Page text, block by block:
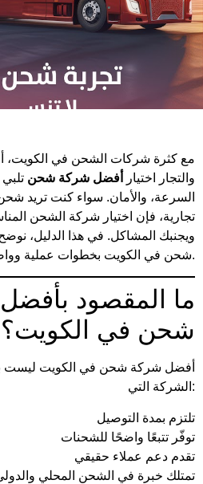
مع كثرة شركات الشحن في الكويت،
والتجار اختيار
أفضل شركة شحن
السرعة، والأمان. سواء كنت تريد
تجارية، فإن اختيار شركة الشحن
ويجنبك المشاكل. في هذا الدليل،
شحن في الكويت بخطوات عملية وواضحة.
شحن في الكويت؟
أفضل شركة شحن في الكويت ليست
الشركة التي:
تلتزم بمدة التوصيل
توفّر تتبعًا واضحًا للشحنات
تقدم دعم عملاء حقيقي
تمتلك خبرة في الشحن المحلي